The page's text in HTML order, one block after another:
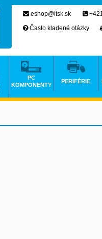
eshop@itsk.sk
Často kladené otázky
PC
KOMPONENTY
PERIFÉRIE